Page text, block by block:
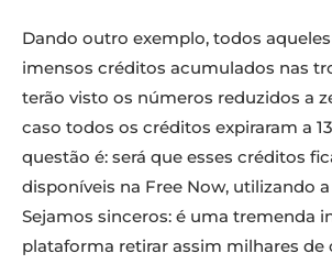
Dando outro exemplo, todos
imensos créditos acumulados nas
terão visto os números reduzidos a
caso todos os créditos expiraram a
questão é: será que esses créditos
disponíveis na Free Now, utilizando
Sejamos sinceros: é uma tremenda
plataforma retirar assim milhares de